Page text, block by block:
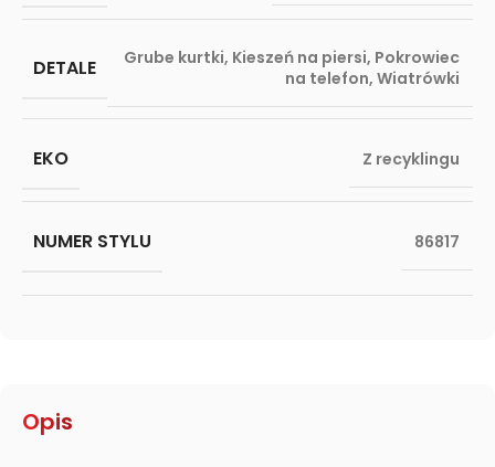
Opis
DETALE Grube kurtki, Kieszeń na piersi, Pokrowiec
na telefon, Wiatrówki
EKO Z recyklingu
NUMER STYLU 86817